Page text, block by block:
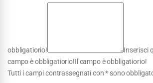
obbligatiorio!
Inserisci
campo è obbligatiorio!Il campo è obbligatiorio!
Tutti i campi contrassegnati con * sono